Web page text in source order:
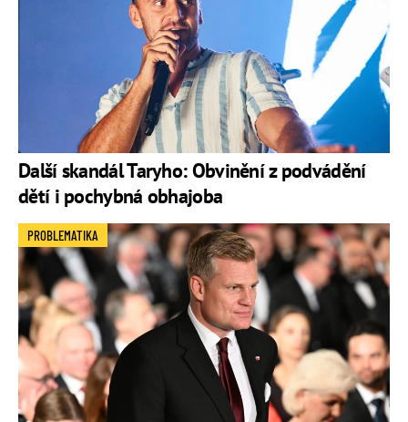
Další skandál Taryho: Obvinění z podvádění
dětí i pochybná obhajoba
PROBLEMATIKA